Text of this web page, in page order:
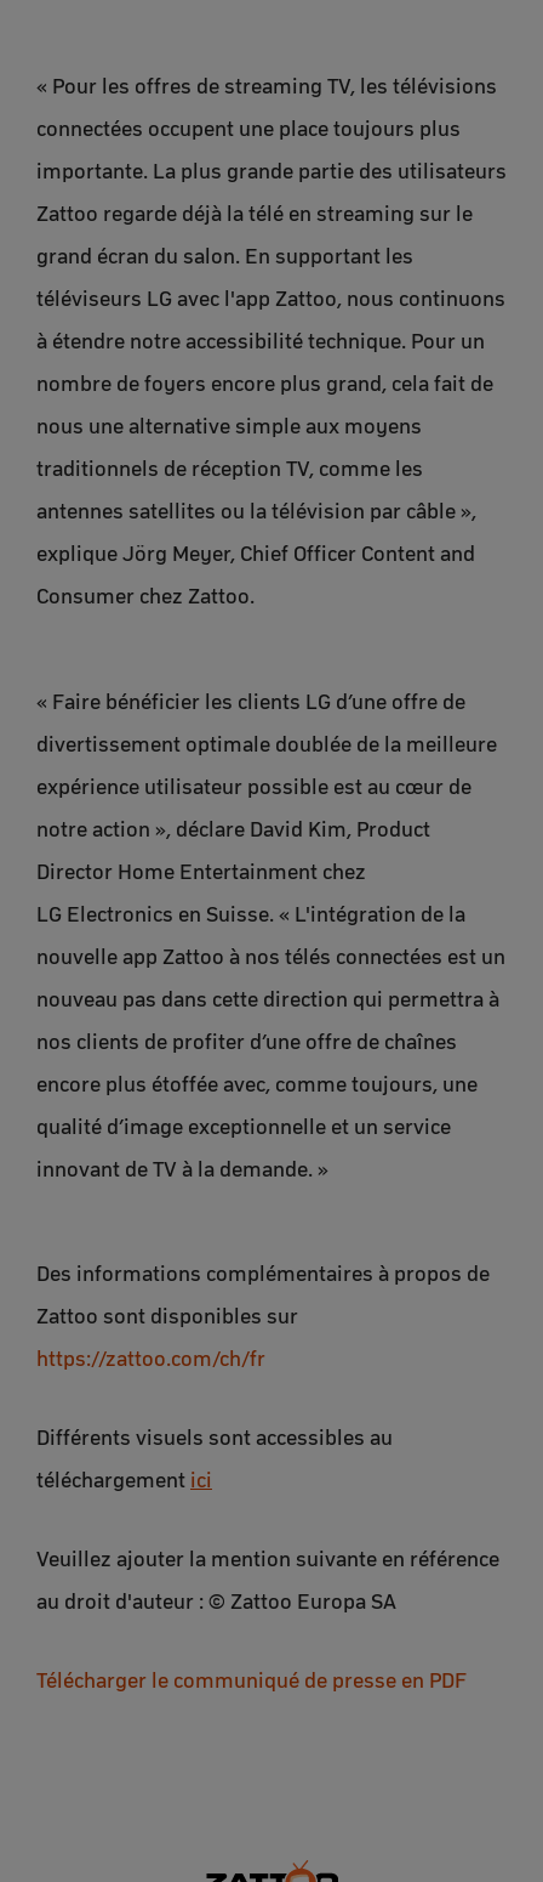
« Pour les offres de streaming TV, les télévisions
connectées occupent une place toujours plus
importante. La plus grande partie des utilisateurs
Zattoo regarde déjà la télé en streaming sur le
grand écran du salon. En supportant les
téléviseurs LG avec l'app Zattoo, nous continuons
à étendre notre accessibilité technique. Pour un
nombre de foyers encore plus grand, cela fait de
nous une alternative simple aux moyens
traditionnels de réception TV, comme les
antennes satellites ou la télévision par câble »,
explique Jörg Meyer, Chief Officer Content and
Consumer chez Zattoo.
« Faire bénéficier les clients LG d’une offre de
divertissement optimale doublée de la meilleure
expérience utilisateur possible est au cœur de
notre action », déclare David Kim, Product
Director Home Entertainment chez
LG Electronics en Suisse. « L'intégration de la
nouvelle app Zattoo à nos télés connectées est un
nouveau pas dans cette direction qui permettra à
nos clients de profiter d’une offre de chaînes
encore plus étoffée avec, comme toujours, une
qualité d’image exceptionnelle et un service
innovant de TV à la demande. »
Des informations complémentaires à propos de
Zattoo sont disponibles sur
https://zattoo.com/ch/fr
Différents visuels sont accessibles au
téléchargement ici
Veuillez ajouter la mention suivante en référence
au droit d'auteur : © Zattoo Europa SA
Télécharger le communiqué de presse en PDF